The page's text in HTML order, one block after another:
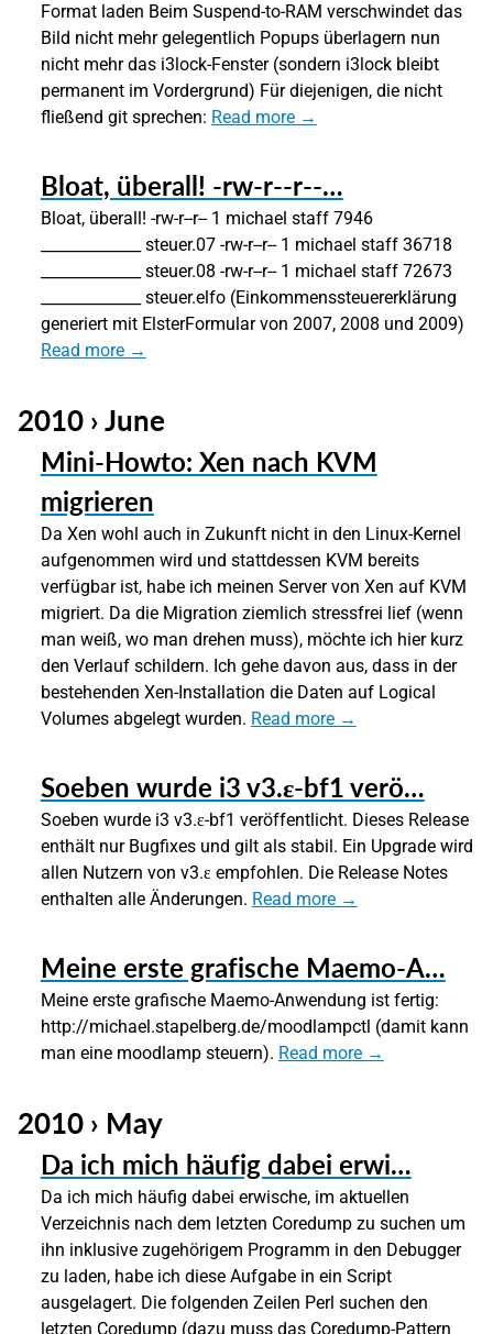
Format laden Beim Suspend-to-RAM verschwindet das
Bild nicht mehr gelegentlich Popups überlagern nun
nicht mehr das i3lock-Fenster (sondern i3lock bleibt
permanent im Vordergrund) Für diejenigen, die nicht
fließend git sprechen: Read more →
Bloat, überall! -rw-r--r--…
Bloat, überall! -rw-r--r-- 1 michael staff 7946
_____________ steuer.07 -rw-r--r-- 1 michael staff 36718
_____________ steuer.08 -rw-r--r-- 1 michael staff 72673
_____________ steuer.elfo (Einkommenssteuererklärung
generiert mit ElsterFormular von 2007, 2008 und 2009)
Read more →
2010 › June
Mini-Howto: Xen nach KVM
migrieren
Da Xen wohl auch in Zukunft nicht in den Linux-Kernel
aufgenommen wird und stattdessen KVM bereits
verfügbar ist, habe ich meinen Server von Xen auf KVM
migriert. Da die Migration ziemlich stressfrei lief (wenn
man weiß, wo man drehen muss), möchte ich hier kurz
den Verlauf schildern. Ich gehe davon aus, dass in der
bestehenden Xen-Installation die Daten auf Logical
Volumes abgelegt wurden. Read more →
Soeben wurde i3 v3.ε-bf1 verö…
Soeben wurde i3 v3.ε-bf1 veröffentlicht. Dieses Release
enthält nur Bugfixes und gilt als stabil. Ein Upgrade wird
allen Nutzern von v3.ε empfohlen. Die Release Notes
enthalten alle Änderungen. Read more →
Meine erste grafische Maemo-A…
Meine erste grafische Maemo-Anwendung ist fertig:
http://michael.stapelberg.de/moodlampctl (damit kann
man eine moodlamp steuern). Read more →
2010 › May
Da ich mich häufig dabei erwi…
Da ich mich häufig dabei erwische, im aktuellen
Verzeichnis nach dem letzten Coredump zu suchen um
ihn inklusive zugehörigem Programm in den Debugger
zu laden, habe ich diese Aufgabe in ein Script
ausgelagert. Die folgenden Zeilen Perl suchen den
letzten Coredump (dazu muss das Coredump-Pattern